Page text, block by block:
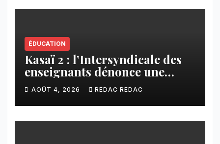
ÉDUCATION
Kasaï 2 : l’Intersyndicale des
enseignants dénonce une
contribution financière
imposée aux écoles de la
CNCA
AOÛT 4, 2026 REDAC REDAC